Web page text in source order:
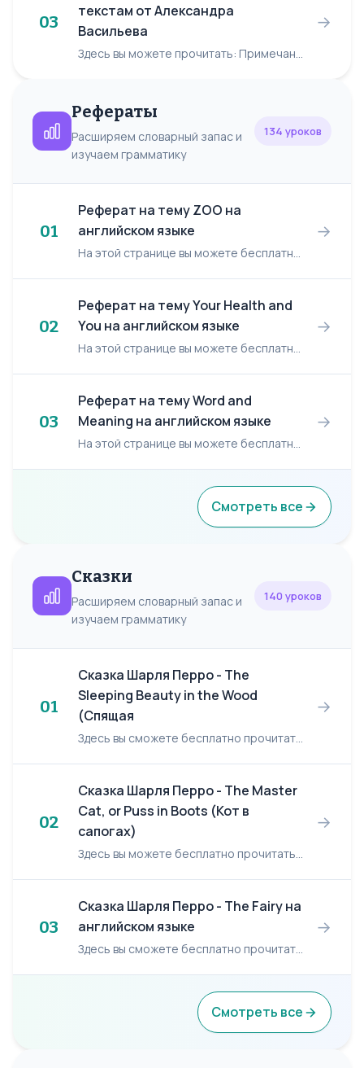
03
текстам от Александра
Васильева
Здесь вы можете прочитать: Примечания к параллельным текстам от Александра Васильева. Автор: Александр Васильев 1) Общие положения 2) Замечания о параллельных текстах 3) Дополнитель...
→
Рефераты
Расширяем словарный запас и
изучаем грамматику
134 уроков
01
Реферат на тему ZOO на
английском языке
На этой странице вы можете бесплатно читать реферат на английском языке: ZOO. ZOO INTRODUCTION We humans have had a long association with wild animals. For all but the last fe...
→
02
Реферат на тему Your Health and
You на английском языке
На этой странице вы можете бесплатно читать реферат на английском языке: Your Health and You. Your Health and You Perhaps everyone has ever asked himself a question: 'Is my lifest...
→
03
Реферат на тему Word and
Meaning на английском языке
На этой странице вы можете бесплатно читать реферат на английском языке: Word and Meaning. Word and Meaning The word may be described as the basic unit of language. Uniting meaning ...
→
Смотреть все
Сказки
Расширяем словарный запас и
изучаем грамматику
140 уроков
01
Сказка Шарля Перро - The
Sleeping Beauty in the Wood
(Спящая
Здесь вы сможете бесплатно прочитать сказку: Шарль Перро/ Charles Perrault "Спящая красавица/ The Sleeping Beauty in the Wood". Once upon a time there was a king and a queen, who were very sorry that...
→
02
Сказка Шарля Перро - The Master
Cat, or Puss in Boots (Кот в
сапогах)
Здесь вы можете бесплатно прочитать сказку: Шарль Перро/ Charles Perrault "Кот в сапогах/ The Master Cat, or Puss in Boots". На английском языке The Master Cat, or Puss in Boots ...
→
03
Сказка Шарля Перро - The Fairy на
английском языке
Здесь вы сможете бесплатно прочитать сказку: Шарль Перро/ Charles Perrault "The Fairy". Once upon a time there was a widow who had two daughters. The elder was so much like her, both in looks and c...
→
Смотреть все